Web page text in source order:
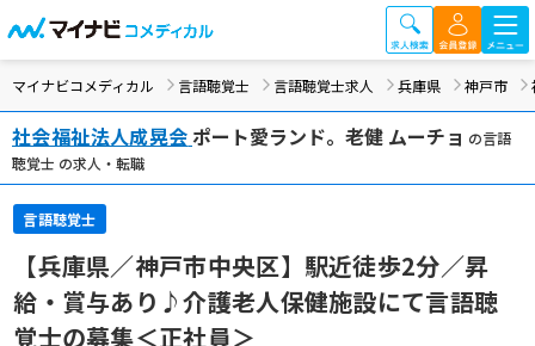
マイナビコメディカル 言語聴覚士 言語聴覚士求人 兵庫県 神戸市
社会福祉法人成晃会 ポート愛ランド。老健 ムーチョ の言語
聴覚士 の求人・転職
言語聴覚士
【兵庫県／神戸市中央区】駅近徒歩2分／昇
給・賞与あり♪介護老人保健施設にて言語聴
覚士の募集＜正社員＞